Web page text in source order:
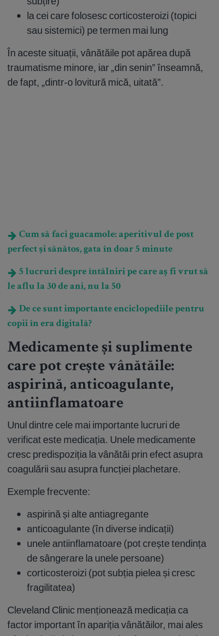
la cei care folosesc corticosteroizi (topici
sau sistemici) pe termen mai lung
În aceste situații, vânătăile pot apărea după
traumatisme minore, iar „din senin” înseamnă,
de fapt, „dintr-o lovitură mică, uitată”.
Cum să faci guacamole: aperitivul de post
perfect și sănătos, gata în doar 5 minute
5 lucruri despre întâlniri pe care aș fi vrut să
le aflu la 30 de ani, nu la 50
De ce sunt importante enciclopediile pentru
copii în era digitală?
Medicamente și suplimente
care pot crește vânătăile:
aspirină, anticoagulante,
antiinflamatoare
Unul dintre cele mai importante lucruri de
verificat este medicația. Unele medicamente
cresc predispoziția la vânătăi prin efect asupra
coagulării sau asupra funcției plachetare.
Exemple frecvente:
aspirină și alte antiagregante
anticoagulante (în diverse indicații)
unele antiinflamatoare (pot crește tendința
de sângerare la unele persoane)
corticosteroizi (pot subția pielea și cresc
fragilitatea)
Cleveland Clinic menționează medicația ca
factor important în apariția vânătăilor, mai ales